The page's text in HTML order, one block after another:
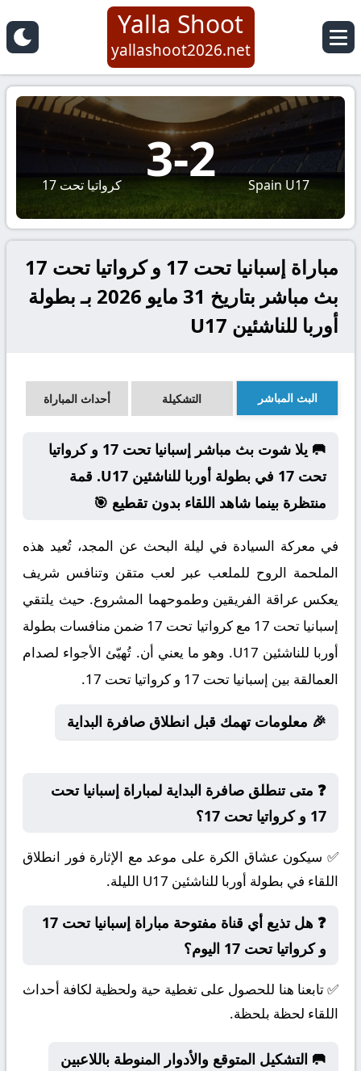
Yalla Shoot
yallashoot2026.net
Spain U17
2
-
3 كرواتيا تحت 17
مباراة إسبانيا تحت 17 و كرواتيا تحت 17
بث مباشر بتاريخ 31 مايو 2026 بـ بطولة
أوربا للناشئين U17
البث المباشر التشكيلة أحداث المباراة
🥅 يلا شوت بث مباشر إسبانيا تحت 17 و كرواتيا
تحت 17 في بطولة أوربا للناشئين U17. قمة
منتظرة بينما شاهد اللقاء بدون تقطيع 🎯
في معركة السيادة في ليلة البحث عن المجد، تُعيد هذه
الملحمة الروح للملعب عبر لعب متقن وتنافس شريف
يعكس عراقة الفريقين وطموحهما المشروع. حيث يلتقي
إسبانيا تحت 17 مع كرواتيا تحت 17 ضمن منافسات بطولة
أوربا للناشئين U17. وهو ما يعني أن. تُهيّئ الأجواء لصدام
العمالقة بين إسبانيا تحت 17 و كرواتيا تحت 17.
🎉 معلومات تهمك قبل انطلاق صافرة البداية
❓ متى تنطلق صافرة البداية لمباراة إسبانيا تحت
17 و كرواتيا تحت 17؟
✅ سيكون عشاق الكرة على موعد مع الإثارة فور انطلاق
اللقاء في بطولة أوربا للناشئين U17 الليلة.
❓ هل تذيع أي قناة مفتوحة مباراة إسبانيا تحت 17
و كرواتيا تحت 17 اليوم؟
✅ تابعنا هنا للحصول على تغطية حية ولحظية لكافة أحداث
اللقاء لحظة بلحظة.
🥅 التشكيل المتوقع والأدوار المنوطة باللاعبين